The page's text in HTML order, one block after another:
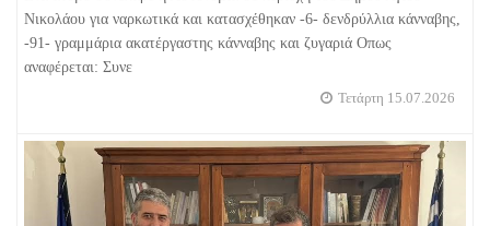
Νικολάου για ναρκωτικά και κατασχέθηκαν -6- δενδρύλλια κάνναβης,
-91- γραμμάρια ακατέργαστης κάνναβης και ζυγαριά Οπως
αναφέρεται: Συνε
Τετάρτη 15.07.2026